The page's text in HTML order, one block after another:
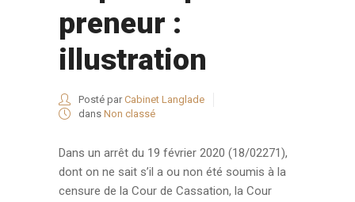
preneur :
illustration
Posté par Cabinet Langlade
dans Non classé
Dans un arrêt du 19 février 2020 (18/02271),
dont on ne sait s’il a ou non été soumis à la
censure de la Cour de Cassation, la Cour